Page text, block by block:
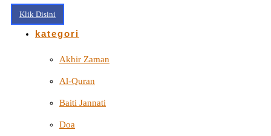
Klik Disini
kategori
Akhir Zaman
Al-Quran
Baiti Jannati
Doa